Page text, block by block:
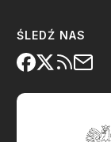
ŚLEDŹ NAS